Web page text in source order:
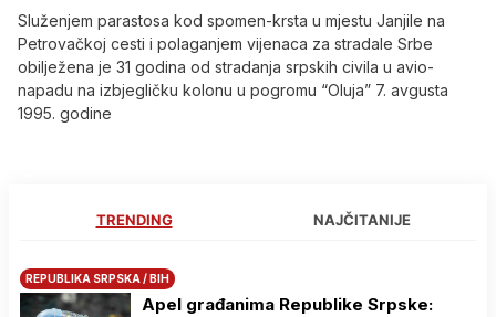
Služenjem parastosa kod spomen-krsta u mjestu Janjile na
Petrovačkoj cesti i polaganjem vijenaca za stradale Srbe
obilježena je 31 godina od stradanja srpskih civila u avio-
napadu na izbjegličku kolonu u pogromu “Oluja” 7. avgusta
1995. godine
TRENDING NAJČITANIJE
REPUBLIKA SRPSKA / BIH
Apel građanima Republike Srpske: